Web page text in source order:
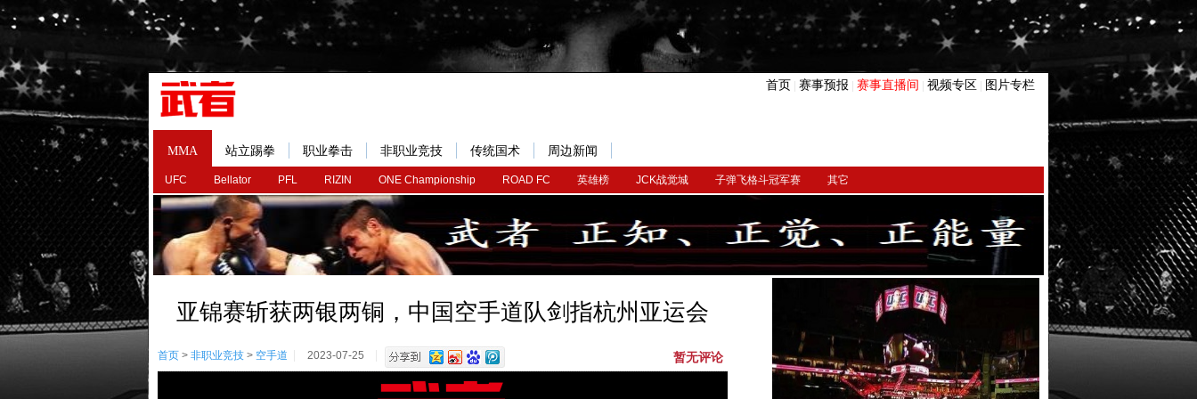
首页 赛事预报 赛事直播间 视频专区 图片专栏
MMA
UFC Bellator PFL RIZIN ONE Championship ROAD FC 英雄榜 JCK战觉城 子弹飞格斗冠军赛 其它
站立踢拳 职业拳击 非职业竞技 传统国术 周边新闻
亚锦赛斩获两银两铜，中国空手道队剑指杭州亚运会
首页 > 非职业竞技 > 空手道 2023-07-25 暂无评论